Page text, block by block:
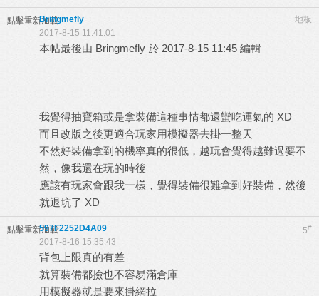
點擊重新加載 地板
Bringmefly
2017-8-15 11:41:01
本帖最後由 Bringmefly 於 2017-8-15 11:45 編輯
我覺得抽寶箱或是拿裝備這種事情都還蠻吃運氣的 XD
而且改版之後更適合玩家用模擬器去掛一整天
不然好裝備拿到的機率真的很低，越玩會覺得越難過要不
然，像我還在玩的時後
應該有玩家會跟我一樣，覺得裝備很難拿到好裝備，然後
就退坑了 XD
點擊重新加載 5#
597F2252D4A09
2017-8-16 15:35:43
背包上限真的有差
就算裝備都撿也不容易滿倉庫
用模擬器就是要來掛網拉